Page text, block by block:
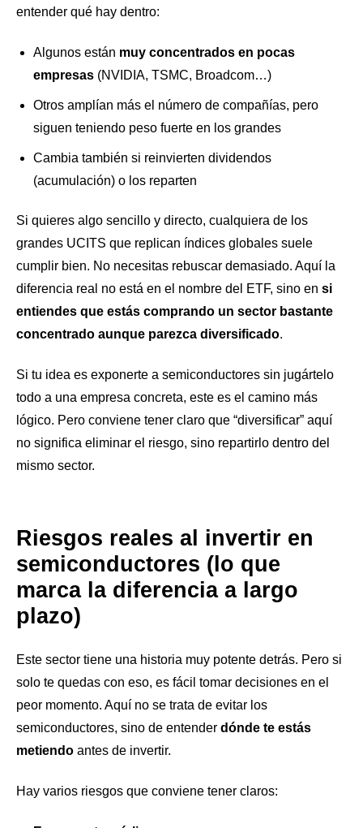
entender qué hay dentro:
Algunos están muy concentrados en pocas
empresas(NVIDIA, TSMC, Broadcom…)
Otros amplían más el número de compañías, pero
siguen teniendo peso fuerte en los grandes
Cambia también si reinvierten dividendos
(acumulación) o los reparten
Si quieres algo sencillo y directo, cualquiera de los
grandes UCITS que replican índices globales suele
cumplir bien. No necesitas rebuscar demasiado. Aquí la
diferencia real no está en el nombre del ETF, sino en si
entiendes que estás comprando un sector bastante
concentrado aunque parezca diversificado.
Si tu idea es exponerte a semiconductores sin jugártelo
todo a una empresa concreta, este es el camino más
lógico. Pero conviene tener claro que “diversificar” aquí
no significa eliminar el riesgo, sino repartirlo dentro del
mismo sector.
Riesgos reales al invertir en
semiconductores (lo que
marca la diferencia a largo
plazo)
Este sector tiene una historia muy potente detrás. Pero si
solo te quedas con eso, es fácil tomar decisiones en el
peor momento. Aquí no se trata de evitar los
semiconductores, sino de entender dónde te estás
metiendo antes de invertir.
Hay varios riesgos que conviene tener claros: